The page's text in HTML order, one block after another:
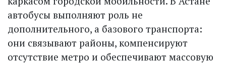
автобусы выполняют роль не
дополнительного, а базового транспорта:
они связывают районы, компенсируют
отсутствие метро и обеспечивают массовую